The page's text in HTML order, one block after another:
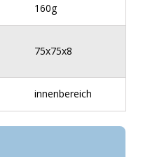
160g
75x75x8
innenbereich